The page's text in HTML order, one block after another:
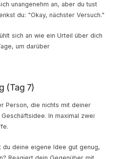
unangenehm an, aber du tust
du: "Okay, nächster Versuch."
sich an wie ein Urteil über dich
um darüber
(Tag 7)
Person, die nichts mit deiner
In maximal zwei
du deine eigene Idee gut genug,